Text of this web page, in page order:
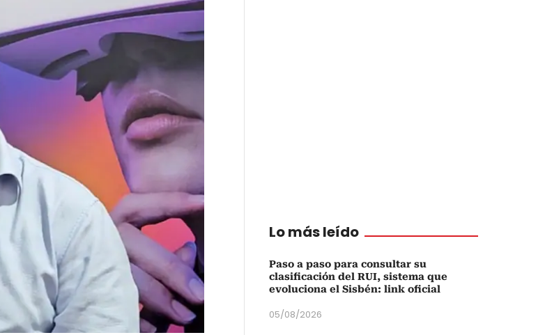
Lo más leído
Paso a paso para consultar su
clasificación del RUI, sistema que
evoluciona el Sisbén: link oficial
05/08/2026